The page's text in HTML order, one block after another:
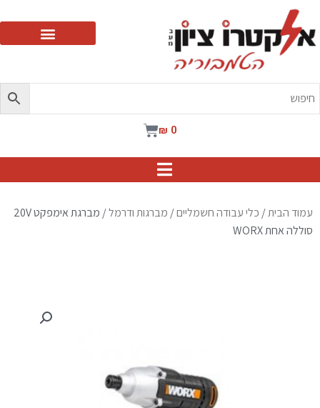
₪ 0
עגלת
עמוד הבית/ כלי עבודה חשמליים/ מברגות ודרמל
/ מברגת אימפקט 20V
סוללה אחת WORX